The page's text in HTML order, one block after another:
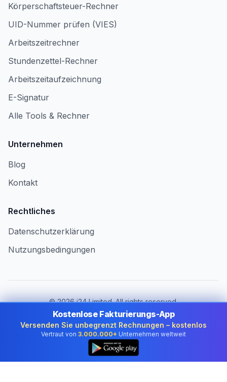
Körperschaftsteuer-Rechner
UID-Nummer prüfen (VIES)
Arbeitszeitrechner
Stundenzettel-Rechner
Arbeitszeitaufzeichnung
E-Signatur
Alle Tools & Rechner
Unternehmen
Blog
Kontakt
Rechtliches
Datenschutzerklärung
Nutzungsbedingungen
©2026i24 Limited. All rights reserved.
Für Unternehmen in Austria
Land ändern:
Austria
Kostenlose Fakturierungs-App
Versenden Sie unbegrenzt Rechnungen – kostenlos
Vertraut von 3.000.000+ Unternehmen weltweit